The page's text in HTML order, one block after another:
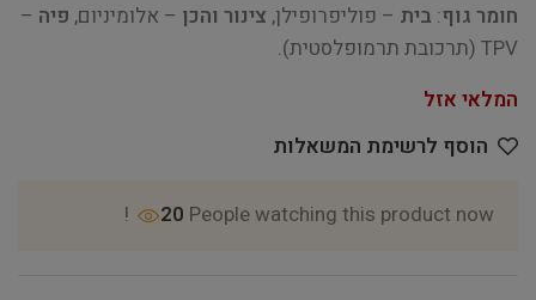
חומר גוף: בית – פוליפרופילן, צינור והכן – אלומיניום, פיה –
TPV (תרכובת תרמופלסטית).
המלאי אזל
הוסף לרשימת המשאלות
20 People watching this product now!